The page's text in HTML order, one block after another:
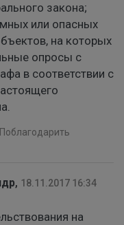
закона;
или опасных
на которых
опросы с
в соответствии с
Поблагодарить
, 18.11.2017 16:34
на